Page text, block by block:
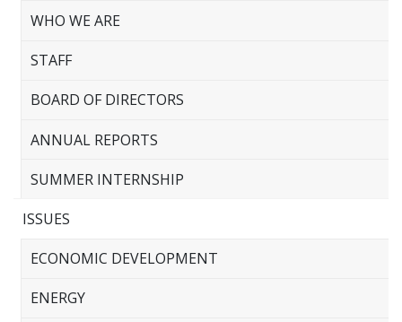
WHO WE ARE
STAFF
BOARD OF DIRECTORS
ANNUAL REPORTS
SUMMER INTERNSHIP
ISSUES
ECONOMIC DEVELOPMENT
ENERGY